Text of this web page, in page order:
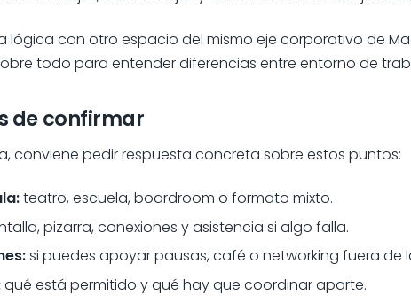
lógica con otro espacio del mismo eje corporativo de
todo para entender diferencias entre entorno de
de confirmar
conviene pedir respuesta concreta sobre estos puntos:
teatro, escuela, boardroom o formato mixto.
pizarra, conexiones y asistencia si algo falla.
si puedes apoyar pausas, café o networking fuera de
qué está permitido y qué hay que coordinar aparte.